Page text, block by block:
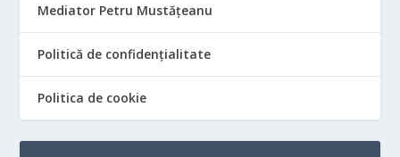
Mediator Petru Mustățeanu
Politică de confidențialitate
Politica de cookie